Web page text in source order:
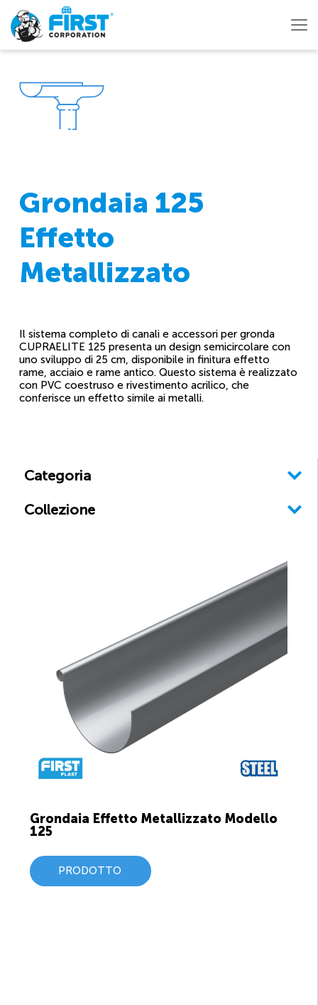
Grondaia 125
Effetto
Metallizzato
Il sistema completo di canali e accessori per gronda
CUPRAELITE 125 presenta un design semicircolare con
uno sviluppo di 25 cm, disponibile in finitura effetto
rame, acciaio e rame antico. Questo sistema è realizzato
con PVC coestruso e rivestimento acrilico, che
conferisce un effetto simile ai metalli.
Grondaia Effetto Metallizzato Modello
125
PRODOTTO